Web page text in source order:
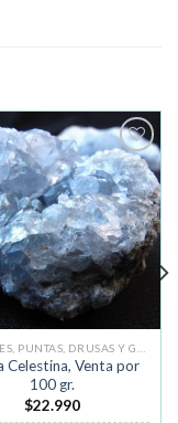
Añadir
a la
lista de
deseos
Celestina, Venta por
100 gr.
$22.990